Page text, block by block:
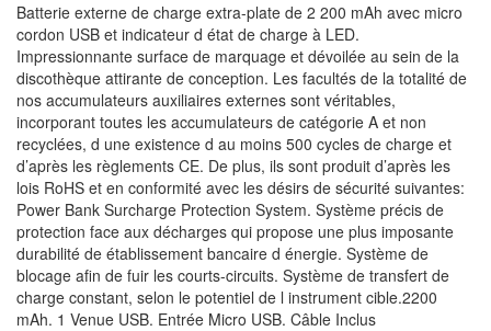
Batterie externe de charge extra-plate de 2 200 mAh avec micro
cordon USB et indicateur d état de charge à LED.
Impressionnante surface de marquage et dévoilée au sein de la
discothèque attirante de conception. Les facultés de la totalité de
nos accumulateurs auxiliaires externes sont véritables,
incorporant toutes les accumulateurs de catégorie A et non
recyclées, d une existence d au moins 500 cycles de charge et
d’après les règlements CE. De plus, ils sont produit d’après les
lois RoHS et en conformité avec les désirs de sécurité suivantes:
Power Bank Surcharge Protection System. Système précis de
protection face aux décharges qui propose une plus imposante
durabilité de établissement bancaire d énergie. Système de
blocage afin de fuir les courts-circuits. Système de transfert de
charge constant, selon le potentiel de l instrument cible.2200
mAh. 1 Venue USB. Entrée Micro USB. Câble Inclus